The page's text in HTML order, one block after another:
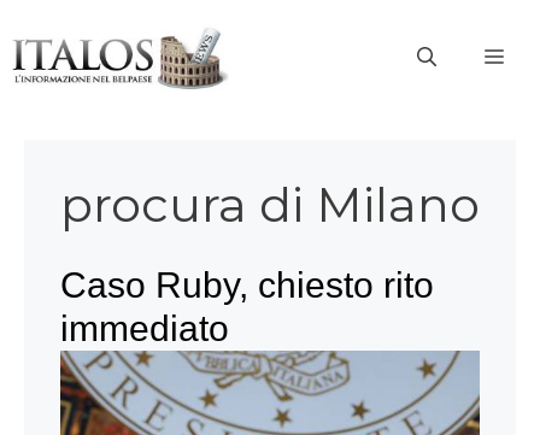
al
contenuto
procura di Milano
Caso Ruby, chiesto rito
immediato